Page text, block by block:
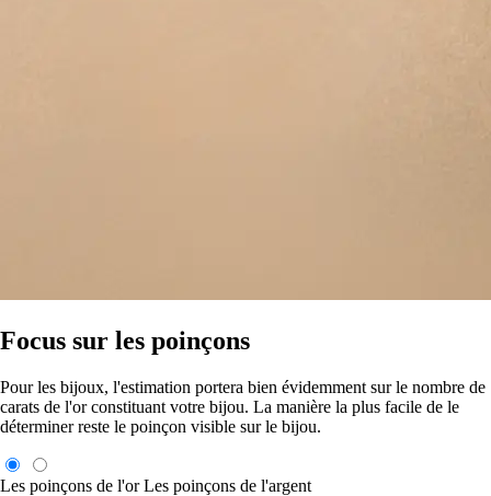
Focus sur les poinçons
Pour les bijoux, l'estimation portera bien évidemment sur le nombre de
carats de l'or constituant votre bijou. La manière la plus facile de le
déterminer reste le poinçon visible sur le bijou.
Les poinçons de l'or Les poinçons de l'argent